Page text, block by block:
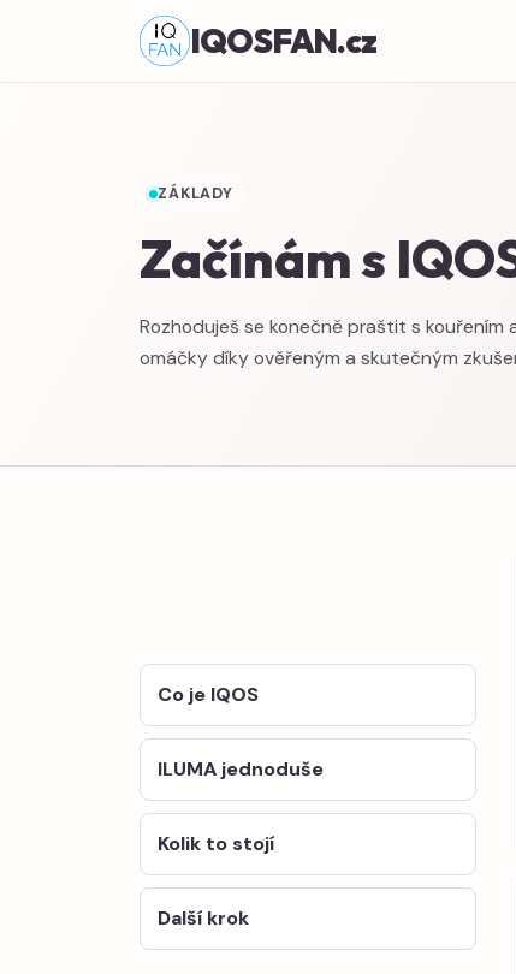
IQOSFAN.cz
ZÁKLADY
Začínám s
Rozhoduješ se konečně praštit s
omáčky díky ověřeným a skutečným
Co je IQOS
ILUMA jednoduše
Kolik to stojí
Další krok